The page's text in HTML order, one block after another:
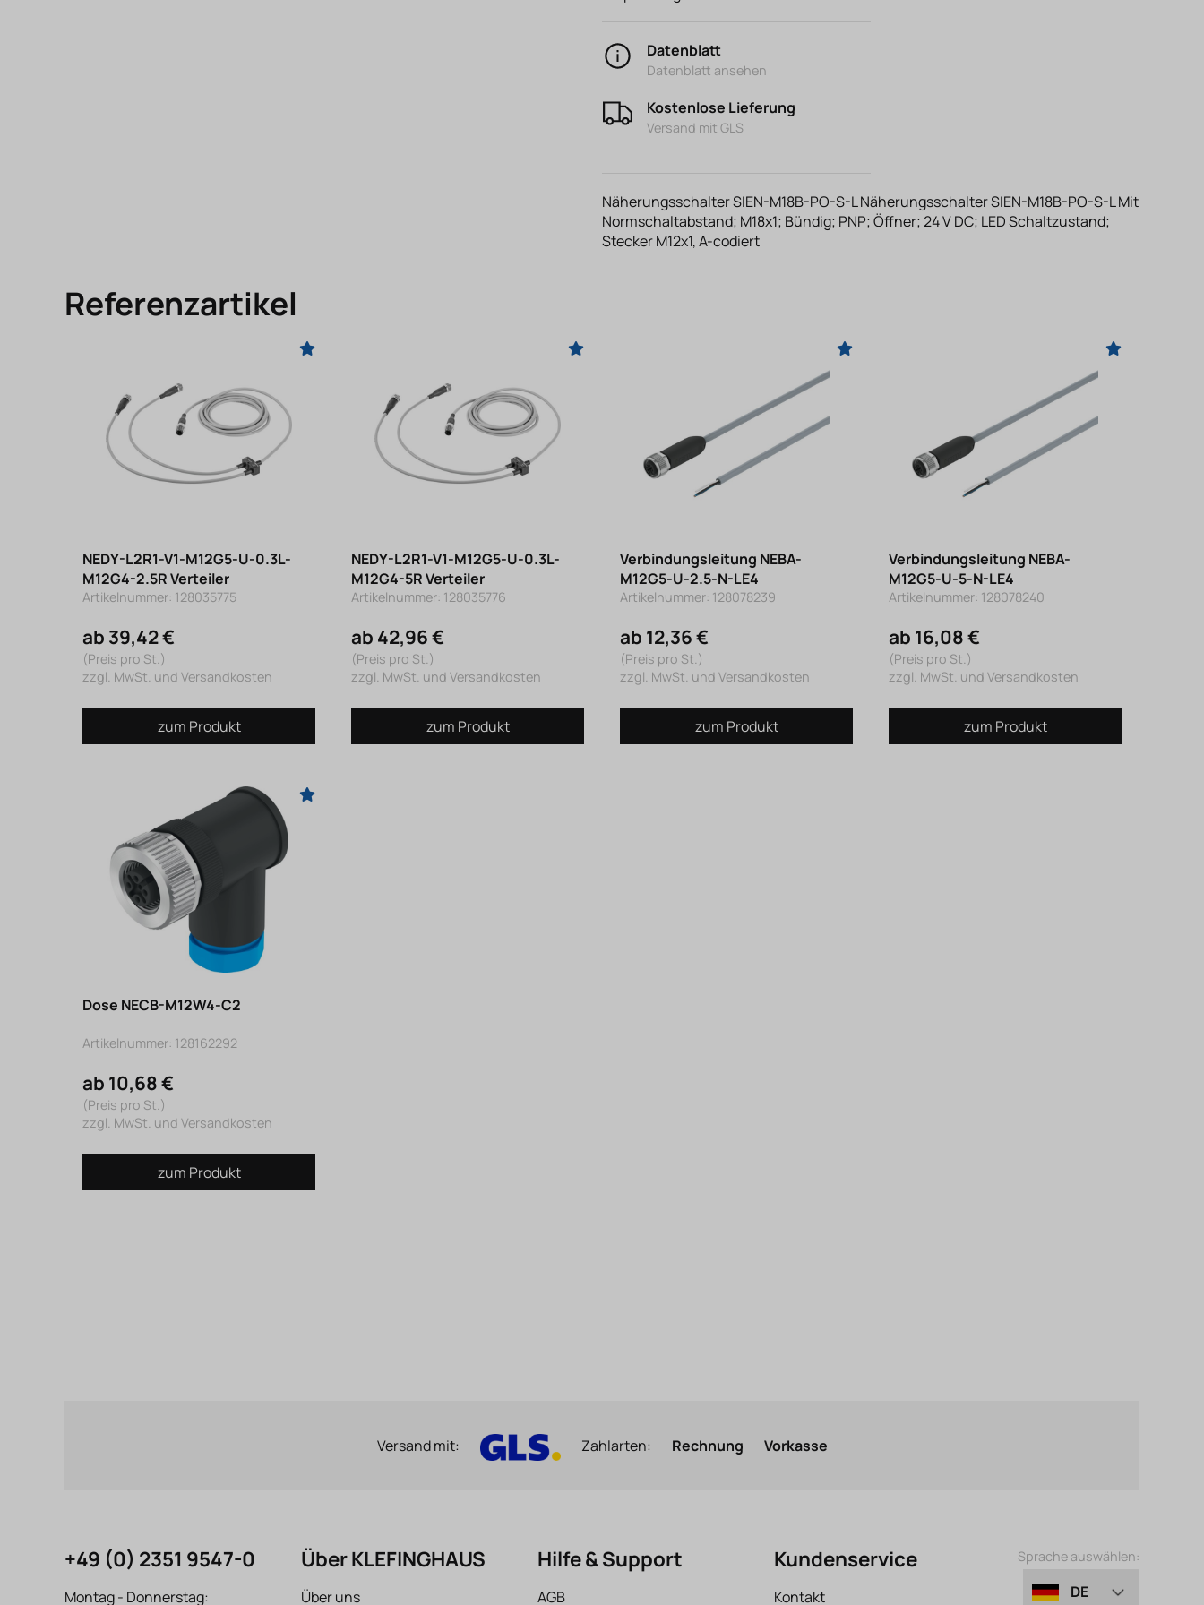
Datenblatt
Datenblatt ansehen
Kostenlose Lieferung
Versand mit GLS
Näherungsschalter SIEN-M18B-PO-S-L Näherungsschalter SIEN-M18B-PO-S-L Mit
Normschaltabstand; M18x1; Bündig; PNP; Öffner; 24 V DC; LED Schaltzustand;
Stecker M12x1, A-codiert
Referenzartikel
NEDY-L2R1-V1-M12G5-U-0.3L-
M12G4-2.5R Verteiler
Artikelnummer: 128035775
ab 39,42 €
(Preis pro St.)
zzgl. MwSt. und Versandkosten
zum Produkt
NEDY-L2R1-V1-M12G5-U-0.3L-
M12G4-5R Verteiler
Artikelnummer: 128035776
ab 42,96 €
(Preis pro St.)
zzgl. MwSt. und Versandkosten
zum Produkt
Verbindungsleitung NEBA-
M12G5-U-2.5-N-LE4
Artikelnummer: 128078239
ab 12,36 €
(Preis pro St.)
zzgl. MwSt. und Versandkosten
zum Produkt
Verbindungsleitung NEBA-
M12G5-U-5-N-LE4
Artikelnummer: 128078240
ab 16,08 €
(Preis pro St.)
zzgl. MwSt. und Versandkosten
zum Produkt
Dose NECB-M12W4-C2
Artikelnummer: 128162292
ab 10,68 €
(Preis pro St.)
zzgl. MwSt. und Versandkosten
zum Produkt
Versand mit: Zahlarten: Rechnung Vorkasse
+49 (0) 2351 9547-0
Montag - Donnerstag:
Über KLEFINGHAUS
Über uns
Hilfe & Support
AGB
Kundenservice
Kontakt
Sprache auswählen:
DE